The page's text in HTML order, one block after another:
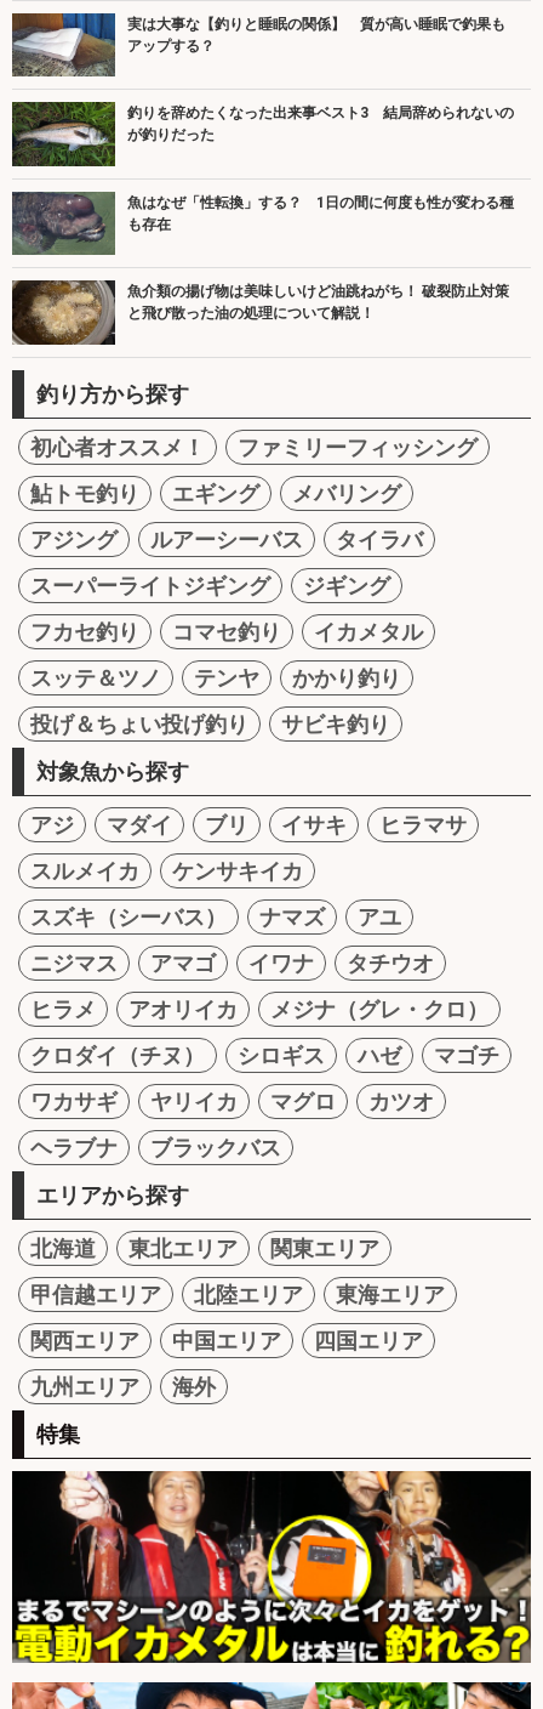
実は大事な【釣りと睡眠の関係】 質が高い睡眠で釣果も
アップする？
釣りを辞めたくなった出来事ベスト3 結局辞められないの
が釣りだった
魚はなぜ「性転換」する？ 1日の間に何度も性が変わる種
も存在
魚介類の揚げ物は美味しいけど油跳ねがち！ 破裂防止対策
と飛び散った油の処理について解説！
釣り方から探す
初心者オススメ！
ファミリーフィッシング
鮎トモ釣り
エギング
メバリング
アジング
ルアーシーバス
タイラバ
スーパーライトジギング
ジギング
フカセ釣り
コマセ釣り
イカメタル
スッテ＆ツノ
テンヤ
かかり釣り
投げ＆ちょい投げ釣り
サビキ釣り
対象魚から探す
アジ マダイ ブリ イサキ
ヒラマサ
スルメイカ
ケンサキイカ
スズキ（シーバス）
ナマズ
アユ
ニジマス
アマゴ イワナ
タチウオ
ヒラメ
アオリイカ
メジナ（グレ・クロ）
クロダイ（チヌ）
シロギス ハゼ
マゴチ
ワカサギ
ヤリイカ マグロ
カツオ
ヘラブナ
ブラックバス
エリアから探す
北海道 東北エリア
関東エリア
甲信越エリア
北陸エリア
東海エリア
関西エリア
中国エリア
四国エリア
九州エリア
海外
特集